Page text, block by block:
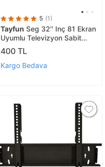
5 (1)
Tayfun Seg 32'' Inç 81 Ekran
Uyumlu Televizyon Sabit
Duvar Askı Aparatı
400 TL
Kargo Bedava